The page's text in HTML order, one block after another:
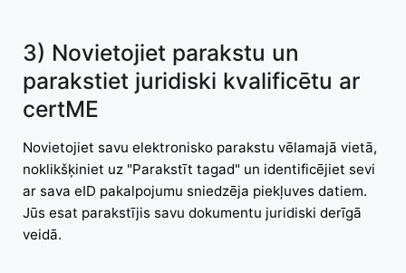
3) Novietojiet parakstu un
parakstiet juridiski kvalificētu ar
certME
Novietojiet savu elektronisko parakstu vēlamajā vietā,
noklikšķiniet uz "Parakstīt tagad" un identificējiet sevi
ar sava eID pakalpojumu sniedzēja piekļuves datiem.
Jūs esat parakstījis savu dokumentu juridiski derīgā
veidā.